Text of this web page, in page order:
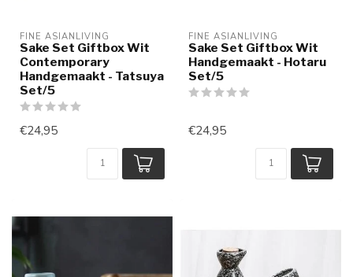
FINE ASIANLIVING
Sake Set Giftbox Wit
Contemporary
Handgemaakt - Tatsuya
Set/5
€24,95
FINE ASIANLIVING
Sake Set Giftbox Wit
Handgemaakt - Hotaru
Set/5
€24,95